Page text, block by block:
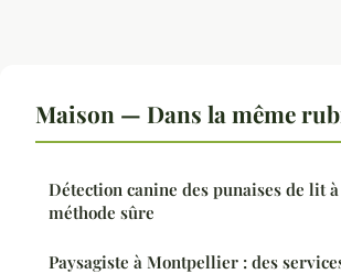
Maison — Dans la même
Détection canine des punaises de lit
méthode sûre
Paysagiste à Montpellier : des